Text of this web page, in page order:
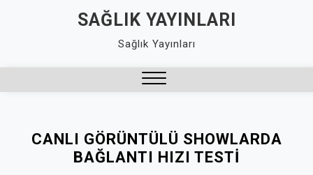
SAĞLIK YAYINLARI
Sağlık Yayınları
CANLI GÖRÜNTÜLÜ SHOWLARDA
BAĞLANTI HIZI TESTI